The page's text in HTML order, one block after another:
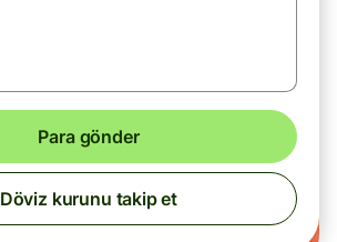
Para gönder
Döviz kurunu takip et